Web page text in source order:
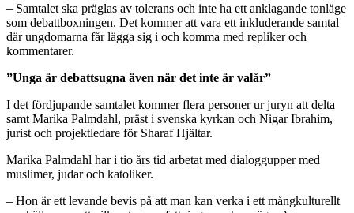
– Samtalet ska präglas av tolerans och inte ha ett anklagande tonläge
som debattboxningen. Det kommer att vara ett inkluderande samtal
där ungdomarna får lägga sig i och komma med repliker och
kommentarer.
”Unga är debattsugna även när det inte är valår”
I det fördjupande samtalet kommer flera personer ur juryn att delta
samt Marika Palmdahl, präst i svenska kyrkan och Nigar Ibrahim,
jurist och projektledare för Sharaf Hjältar.
Marika Palmdahl har i tio års tid arbetat med dialoggupper med
muslimer, judar och katoliker.
– Hon är ett levande bevis på att man kan verka i ett mångkulturellt